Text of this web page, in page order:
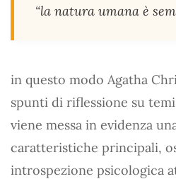
“la natura umana è
in questo modo Agatha
spunti di riflessione su
viene messa in evidenza
caratteristiche principali,
introspezione psicologica